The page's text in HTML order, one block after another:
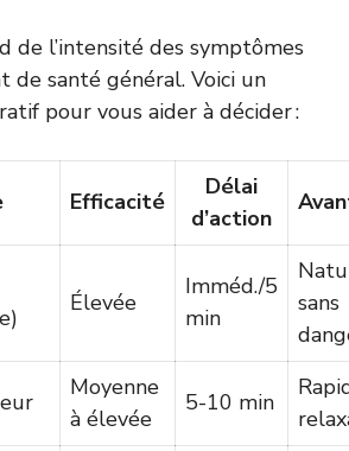
de l’intensité des symptômes
santé général. Voici un
pour vous aider à décider :
Efficacité
Délai
d’action
Élevée
Imméd./5
min
sans
Moyenne
à élevée
5-10 min